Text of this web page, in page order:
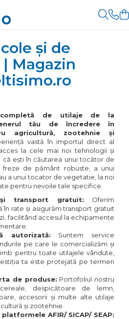
si
brat
termic
și de
Magazin
completă de utilaje de la
tău de încredere în
agricultură, zootehnie și
vastă în importul direct al
la cele mai noi tehnologii și
ești în căutarea unui tocător de
de pământ robuste, a unui
a unui tocator de vegetatie, la noi
pentru nevoile tale specifice.
transport gratuit: Oferim
rate și asigurăm transport gratuit
facilitând accesul la echipamente
autorizată: Suntem service
pe care le comercializăm și
pentru toate utilajele vândute,
ta este protejată pe termen
de produse: Portofoliul nostru
despicătoare de lemn,
accesorii și multe alte utilaje
și zootehnie.
AFIR/ SICAP/ SEAP: